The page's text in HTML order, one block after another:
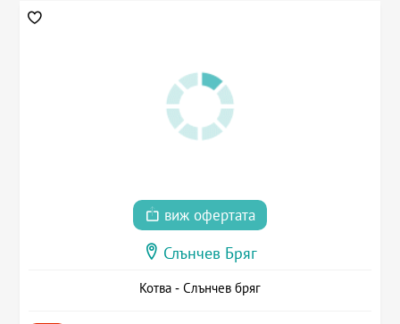
виж офертата
Слънчев Бряг
Котва - Слънчев бряг